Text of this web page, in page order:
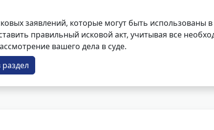
заявлений, которые могут быть
правильный исковой акт, учитывая все
вашего дела в суде.